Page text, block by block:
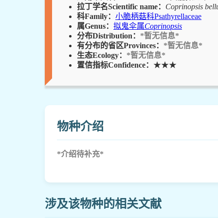
拉丁学名Scientific name： Coprinopsis
科Family： 小脆柄菇科Psathyrellaceae
属Genus： 拟鬼伞属Coprinopsis
分布Distribution： *暂无信息*
有分布的省区Provinces： *暂无信息*
生态Ecology： *暂无信息*
置信指标Confidence： ★★★
物种介绍
*介绍待补充*
涉及该物种的相关文献